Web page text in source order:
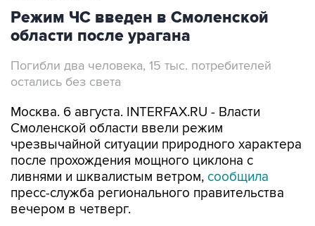
Режим ЧС введен в Смоленской
области после урагана
Погибли два человека, 15 тыс. потребителей
остались без света
Москва. 6 августа. INTERFAX.RU - Власти
Смоленской области ввели режим
чрезвычайной ситуации природного характера
после прохождения мощного циклона с
ливнями и шквалистым ветром, сообщила
пресс-служба регионального правительства
вечером в четверг.